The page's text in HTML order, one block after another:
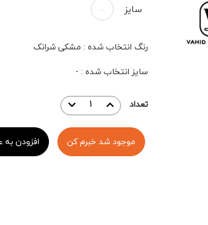
سایز -
رنگ انتخاب شده : مشکی شرانک
سایز انتخاب شده :
-
تعداد
موجود شد خبرم کن افزودن به